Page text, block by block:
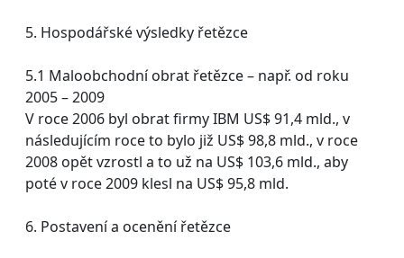
5. Hospodářské výsledky řetězce
5.1 Maloobchodní obrat řetězce – např. od roku
2005 – 2009
V roce 2006 byl obrat firmy IBM US$ 91,4 mld., v
následujícím roce to bylo již US$ 98,8 mld., v roce
2008 opět vzrostl a to už na US$ 103,6 mld., aby
poté v roce 2009 klesl na US$ 95,8 mld.
6. Postavení a ocenění řetězce